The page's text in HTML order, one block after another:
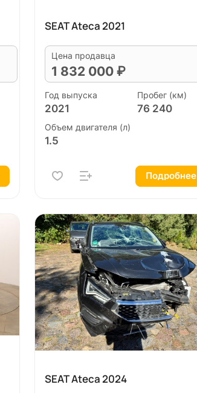
SEAT Ateca 2021
Цена продавца
1 832 000 ₽
Год выпуска
2021
Пробег (км)
76 240
Объем двигателя (л)
1.5
Подробнее
SEAT Ateca 2024